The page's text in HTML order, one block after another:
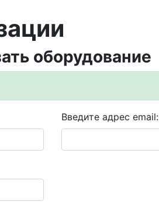
оборудование
Введите адрес email: